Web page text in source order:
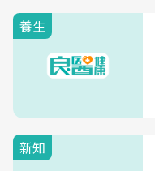
養生
新知